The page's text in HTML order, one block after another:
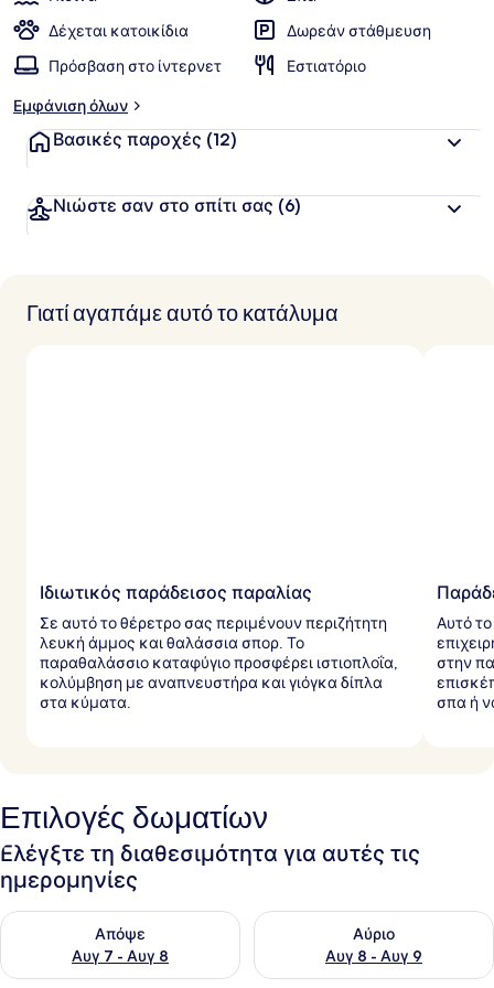
Δέχεται κατοικίδια
Δωρεάν στάθμευση
Πρόσβαση στο ίντερνετ
Εστιατόριο
Εμφάνιση όλων
Βασικές παροχές (12)
Νιώστε σαν στο σπίτι σας (6)
Γιατί αγαπάμε αυτό το κατάλυμα
Ιδιωτικός παράδεισος παραλίας
Σε αυτό το θέρετρο σας περιμένουν περιζήτητη
λευκή άμμος και θαλάσσια σπορ. Το
παραθαλάσσιο καταφύγιο προσφέρει ιστιοπλοΐα,
κολύμβηση με αναπνευστήρα και γιόγκα δίπλα
στα κύματα.
Αυτό
στην
σπα ή
Επιλογές δωματίων
Ελέγξτε τη διαθεσιμότητα για αυτές τις
ημερομηνίες
Απόψε
Αυγ 7 - Αυγ 8
Έλεγχος διαθεσιμότητας για απόψε Αυγ 7 - Αυγ 8
Αύριο
Αυγ 8 - Αυγ 9
Έλεγχος διαθεσιμότητας